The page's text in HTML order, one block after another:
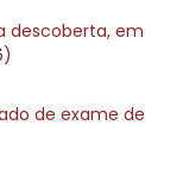
descoberta, em
de exame de